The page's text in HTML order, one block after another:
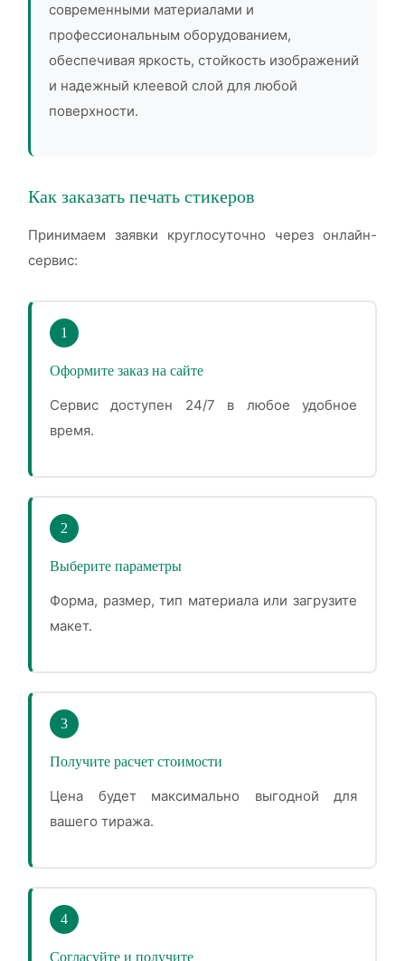
современными материалами и
профессиональным оборудованием,
обеспечивая яркость, стойкость изображений
и надежный клеевой слой для любой
поверхности.
Как заказать печать стикеров
Принимаем заявки круглосуточно через онлайн-
сервис:
1
Оформите заказ на сайте
Сервис доступен 24/7 в любое удобное
время.
2
Выберите параметры
Форма, размер, тип материала или загрузите
макет.
3
Получите расчет стоимости
Цена будет максимально выгодной для
вашего тиража.
4
Согласуйте и получите